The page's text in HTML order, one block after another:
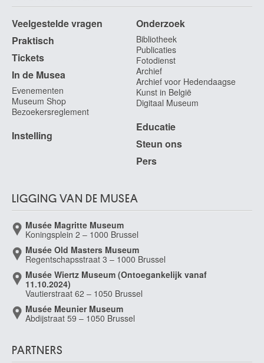
Veelgestelde vragen
Praktisch
Tickets
In de Musea
Evenementen
Museum Shop
Bezoekersreglement
Instelling
Onderzoek
Bibliotheek
Publicaties
Fotodienst
Archief
Archief voor Hedendaagse
Kunst in België
Digitaal Museum
Educatie
Steun ons
Pers
LIGGING VAN DE MUSEA
Musée Magritte Museum
Koningsplein 2 – 1000 Brussel
Musée Old Masters Museum
Regentschapsstraat 3 – 1000 Brussel
Musée Wiertz Museum (Ontoegankelijk vanaf
11.10.2024)
Vautierstraat 62 – 1050 Brussel
Musée Meunier Museum
Abdijstraat 59 – 1050 Brussel
PARTNERS